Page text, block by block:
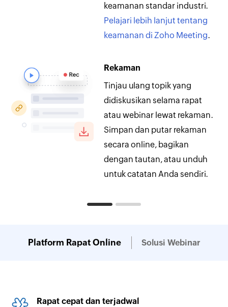
keamanan standar industri.
Pelajari lebih lanjut tentang
keamanan di Zoho Meeting.
Rekaman
Tinjau ulang topik yang
didiskusikan selama rapat
atau webinar lewat rekaman.
Simpan dan putar rekaman
secara online, bagikan
dengan tautan, atau unduh
untuk catatan Anda sendiri.
Pengaturan organisasi
Tambahkan anggota tim ke
tambahkan anggota sebagai
penyaji. Kelola pengaturan
dan notifikasi tim,buat
domain kustom, serta
gunakanpenggabungan
merekuntuk rapat dan
webinar.
Platform Rapat Online Solusi Webinar
Rapat cepat dan terjadwal